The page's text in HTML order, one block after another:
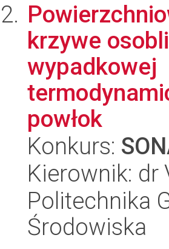
krzywe
wypadkowej
powłok
Konkurs:
Kierownik: dr
Politechnika
Środowiska